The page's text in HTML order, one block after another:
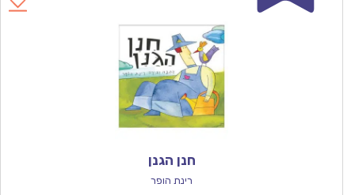
חנן הגנן
רינת הופר